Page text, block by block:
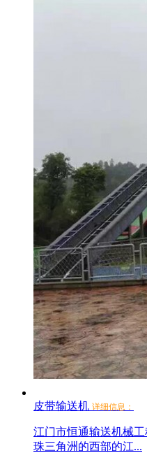
皮带输送机 详细信息：
江门市恒通输送机械
珠三角洲的西部的江...